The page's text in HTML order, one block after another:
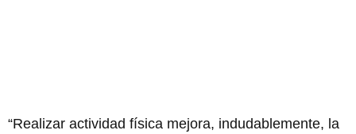
“Realizar actividad física mejora, indudablemente, la